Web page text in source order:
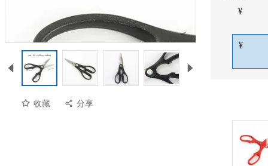
收藏 分享
¥
¥